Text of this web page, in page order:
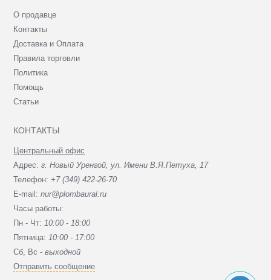
О продавце
Контакты
Доставка и Оплата
Правила торговли
Политика
Помощь
Статьи
КОНТАКТЫ
Центральный офис
Адрес:г. Новый Уренгой, ул. Имени В.Я.Петуха, 17
Телефон: +7 (349) 422-26-70
E-mail:nur@plombaural.ru
Часы работы:
Пн - Чт: 10:00 - 18:00
Пятница: 10:00 - 17:00
Сб, Вc -выходной
Отправить сообщение